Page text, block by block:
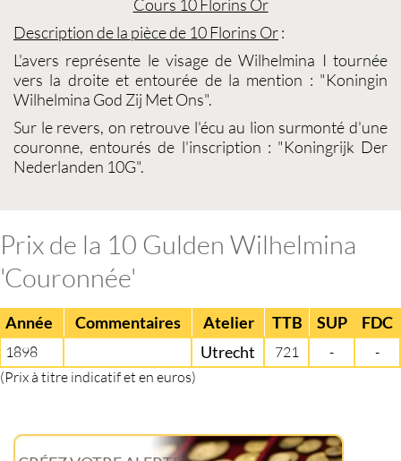
Cours 10 Florins Or
Description de la piècede 10 Florins Or:
L'avers représente le visage de Wilhelmina I tournée
vers la droite et entourée de la mention : "Koningin
Wilhelmina God Zij Met Ons".
Sur le revers, on retrouve l'écu au lion surmonté d'une
couronne, entourés de l'inscription : "Koningrijk Der
Nederlanden 10G".
Prix de la 10 Gulden Wilhelmina
'Couronnée'
Année Commentaires Atelier TTB SUP FDC
1898 Utrecht 721 -
-
(Prix à titre indicatif et en euros)